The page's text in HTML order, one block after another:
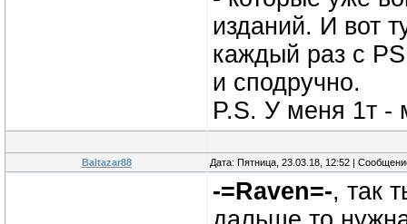
изданий. И вот
каждый раз с
и сподручно.
P.S. У меня 1т -
Baltazar88 Дата: Пятница, 23.03.18, 12:52 |
-=Raven=-, так